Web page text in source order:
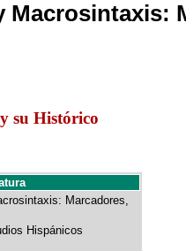
su Histórico
Marcadores,
Hispánicos